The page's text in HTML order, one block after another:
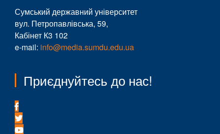
Сумський державний університет
вул. Петропавлівська, 59,
Кабінет К3 102
e-mail: info@media.sumdu.edu.ua
Приєднуйтесь до нас!